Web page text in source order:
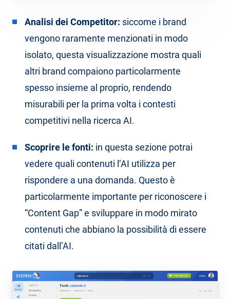
Analisi dei Competitor: siccome i brand
vengono raramente menzionati in modo
isolato, questa visualizzazione mostra quali
altri brand compaiono particolarmente
spesso insieme al proprio, rendendo
misurabili per la prima volta i contesti
competitivi nella ricerca AI.
Scoprire le fonti: in questa sezione potrai
vedere quali contenuti l’AI utilizza per
rispondere a una domanda. Questo è
particolarmente importante per riconoscere i
“Content Gap” e sviluppare in modo mirato
contenuti che abbiano la possibilità di essere
citati dall’AI.